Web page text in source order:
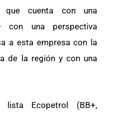
que cuenta con una
con una perspectiva
a esta empresa con la
de la región y con una
Ecopetrol (BB+,